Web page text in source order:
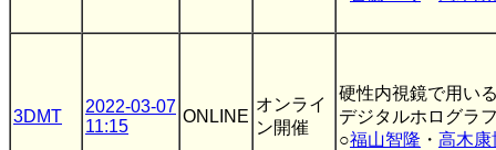
3DMT
2022-03-07
11:15
ONLINE
オンライ
ン開催
硬性内視鏡で用い
デジタルホログラ
○福山智隆 ・ 高木康